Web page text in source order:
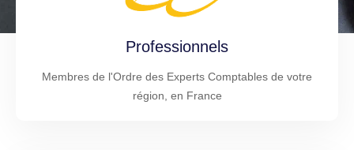
Professionnels
Membres de l'Ordre des Experts Comptables de votre
région, en France